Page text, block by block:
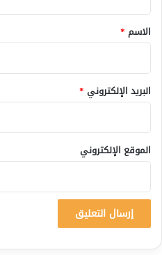
*
الاسم *
البريد الإلكتروني *
الموقع الإلكتروني